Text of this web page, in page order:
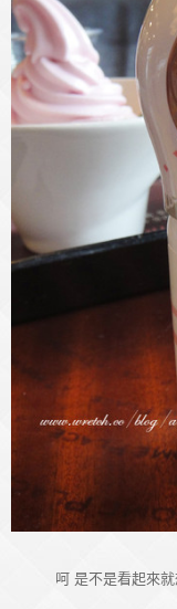
呵 是不是看起來